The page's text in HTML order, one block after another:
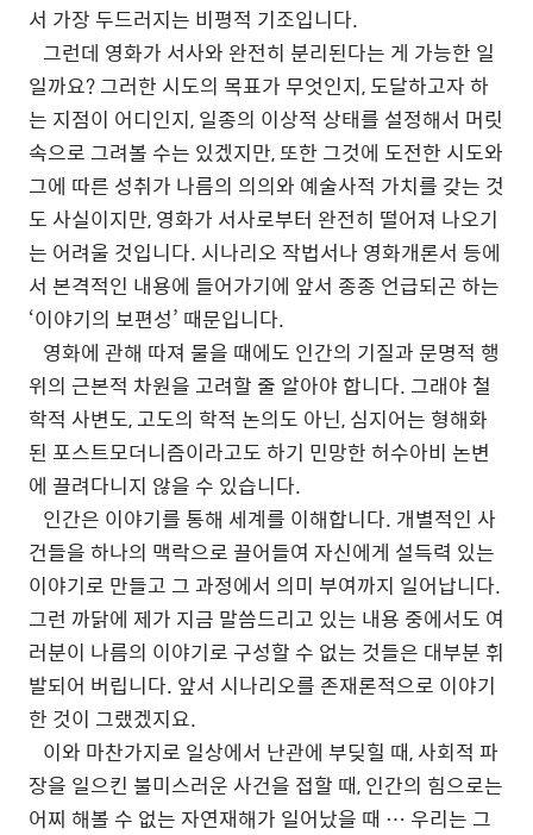
서 가장 두드러지는 비평적 기조입니다.
그런데 영화가 서사와 완전히 분리된다는 게 가능한 일
일까요? 그러한 시도의 목표가 무엇인지, 도달하고자 하
는 지점이 어디인지, 일종의 이상적 상태를 설정해서 머릿
속으로 그려볼 수는 있겠지만, 또한 그것에 도전한 시도와
그에 따른 성취가 나름의 의의와 예술사적 가치를 갖는 것
도 사실이지만, 영화가 서사로부터 완전히 떨어져 나오기
는 어려울 것입니다. 시나리오 작법서나 영화개론서 등에
서 본격적인 내용에 들어가기에 앞서 종종 언급되곤 하는
‘이야기의 보편성’ 때문입니다.
영화에 관해 따져 물을 때에도 인간의 기질과 문명적 행
위의 근본적 차원을 고려할 줄 알아야 합니다. 그래야 철
학적 사변도, 고도의 학적 논의도 아닌, 심지어는 형해화
된 포스트모더니즘이라고도 하기 민망한 허수아비 논변
에 끌려다니지 않을 수 있습니다.
인간은 이야기를 통해 세계를 이해합니다. 개별적인 사
건들을 하나의 맥락으로 끌어들여 자신에게 설득력 있는
이야기로 만들고 그 과정에서 의미 부여까지 일어납니다.
그런 까닭에 제가 지금 말씀드리고 있는 내용 중에서도 여
러분이 나름의 이야기로 구성할 수 없는 것들은 대부분 휘
발되어 버립니다. 앞서 시나리오를 존재론적으로 이야기
한 것이 그랬겠지요.
이와 마찬가지로 일상에서 난관에 부딪힐 때, 사회적 파
장을 일으킨 불미스러운 사건을 접할 때, 인간의 힘으로는
어찌 해볼 수 없는 자연재해가 일어났을 때 … 우리는 그